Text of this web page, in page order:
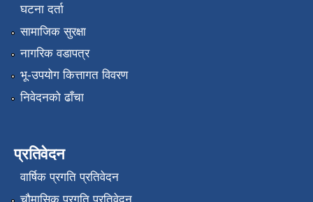
घटना दर्ता
सामाजिक सुरक्षा
नागरिक वडापत्र
भू-उपयोग कित्तागत विवरण
निवेदनको ढाँचा
प्रतिवेदन
वार्षिक प्रगति प्रतिवेदन
चौमासिक प्रगति प्रतिवेदन